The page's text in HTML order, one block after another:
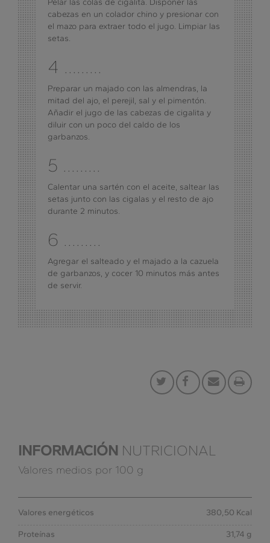
Pelar las colas de cigalita. Disponer las
cabezas en un colador chino y presionar con
el mazo para extraer todo el jugo. Limpiar las
setas.
4 .........
Preparar un majado con las almendras, la
mitad del ajo, el perejil, sal y el pimentón.
Añadir el jugo de las cabezas de cigalita y
diluir con un poco del caldo de los
garbanzos.
5 .........
Calentar una sartén con el aceite, saltear las
setas junto con las cigalas y el resto de ajo
durante 2 minutos.
6 .........
Agregar el salteado y el majado a la cazuela
de garbanzos, y cocer 10 minutos más antes
de servir.
INFORMACIÓN NUTRICIONAL
Valores medios por 100 g
Valores energéticos 380,50 Kcal
Proteínas 31,74 g